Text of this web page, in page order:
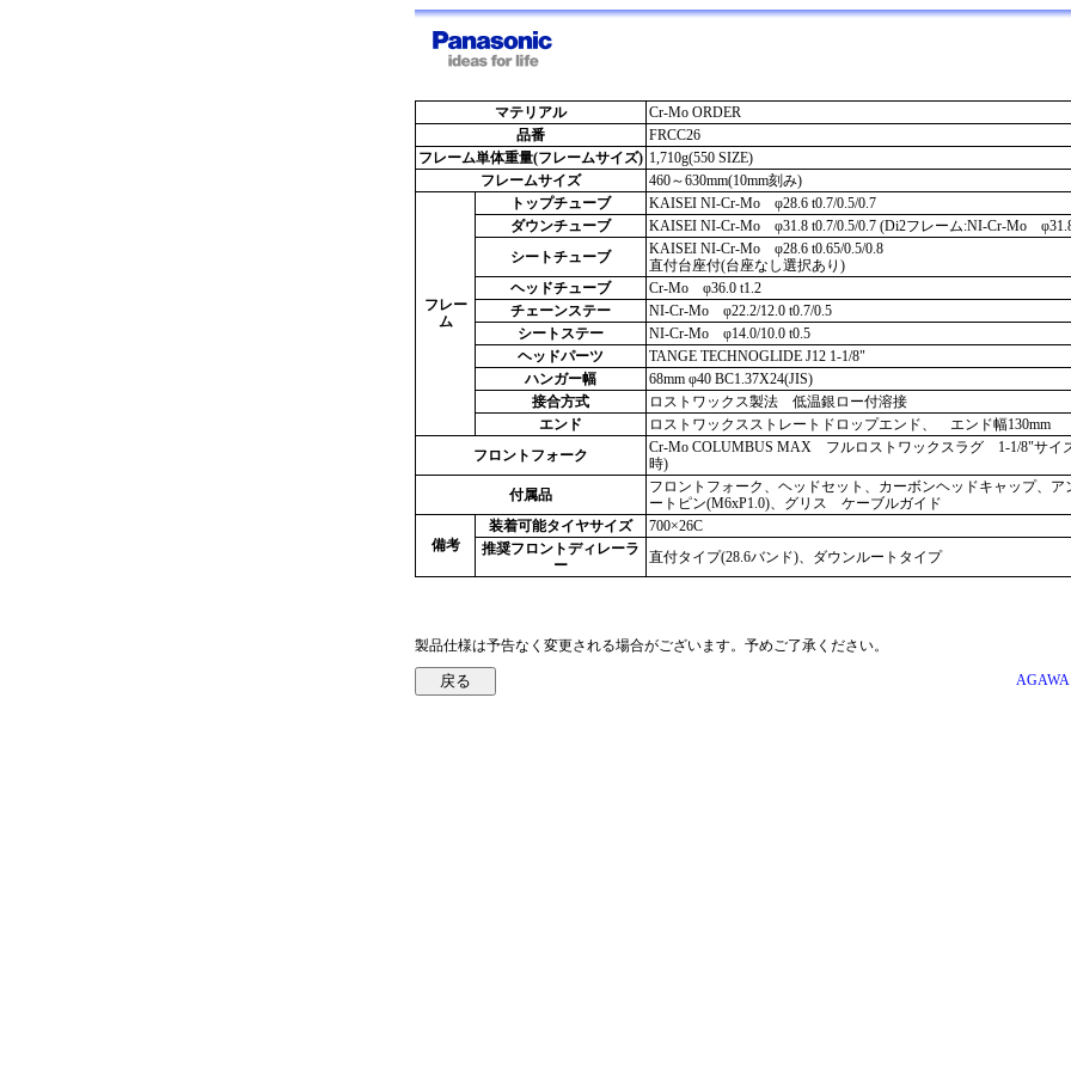
マテリアル
Cr-Mo ORDER
品番
FRCC26
フレーム単体重量(フレームサイズ) 1,710g(550 SIZE)
フレームサイズ
460～630mm(10mm刻み)
フレー
ム
トップチューブ
KAISEI NI-Cr-Mo φ28.6 t0.7/0.5/0.7
ダウンチューブ
KAISEI NI-Cr-Mo φ31.8 t0.7/0.5/0.7 (Di2フレーム:NI-Cr-Mo φ31.8
シートチューブ
KAISEI NI-Cr-Mo φ28.6 t0.65/0.5/0.8
直付台座付(台座なし選択あり)
ヘッドチューブ
Cr-Mo φ36.0 t1.2
チェーンステー
NI-Cr-Mo φ22.2/12.0 t0.7/0.5
シートステー
NI-Cr-Mo φ14.0/10.0 t0.5
ヘッドパーツ
TANGE TECHNOGLIDE J12 1-1/8"
ハンガー幅
68mm φ40 BC1.37X24(JIS)
接合方式
ロストワックス製法 低温銀ロー付溶接
エンド
ロストワックスストレートドロップエンド、 エンド幅130mm
フロントフォーク
Cr-Mo COLUMBUS MAX フルロストワックスラグ 1-1/8"サイズ
時)
付属品
フロントフォーク、ヘッドセット、カーボンヘッドキャップ、ア
ートピン(M6xP1.0)、グリス ケーブルガイド
備考
装着可能タイヤサイズ
700×26C
推奨フロントディレーラ
ー
直付タイプ(28.6バンド)、ダウンルートタイプ
製品仕様は予告なく変更される場合がございます。予めご了承ください。
AGAWA